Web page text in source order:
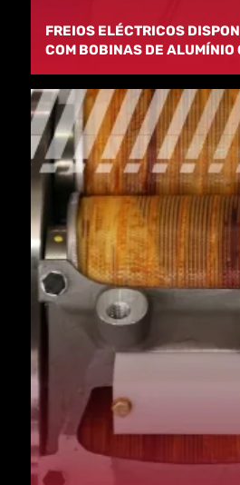
FREIOS ELÉCTRICOS
COM BOBINAS DE ALUMÍNIO